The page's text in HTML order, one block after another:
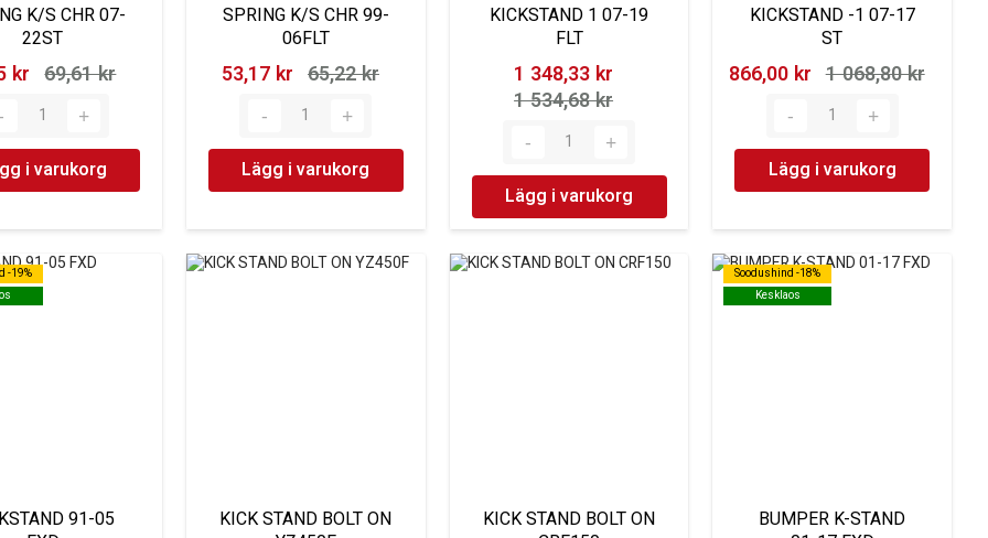
K/S CHR 07-
22ST
kr‎ 69,61 kr‎
i varukorg
SPRING K/S CHR 99-
06FLT
53,17 kr‎ 65,22 kr‎
Lägg i varukorg
KICKSTAND 1 07-19
FLT
1 348,33 kr‎
1 534,68 kr‎
Lägg i varukorg
KICKSTAND -1 07-17
ST
866,00 kr‎ 1 068,80 kr‎
Lägg i varukorg
-19%
-19%
91-05
KICK STAND BOLT ON
KICK STAND BOLT ON
Soodushind -18%
Kesklaos
Soodushind -18%
Kesklaos
BUMPER K-STAND